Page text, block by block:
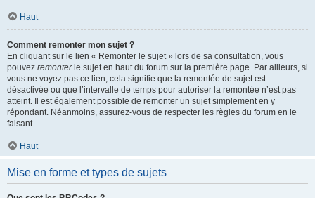
Haut
Comment remonter mon sujet ?
En cliquant sur le lien « Remonter le sujet » lors de sa consultation, vous
pouvez remonterle sujet en haut du forum sur la première page. Par ailleurs, si
vous ne voyez pas ce lien, cela signifie que la remontée de sujet est
désactivée ou que l’intervalle de temps pour autoriser la remontée n’est pas
atteint. Il est également possible de remonter un sujet simplement en y
répondant. Néanmoins, assurez-vous de respecter les règles du forum en le
faisant.
Haut
Mise en forme et types de sujets